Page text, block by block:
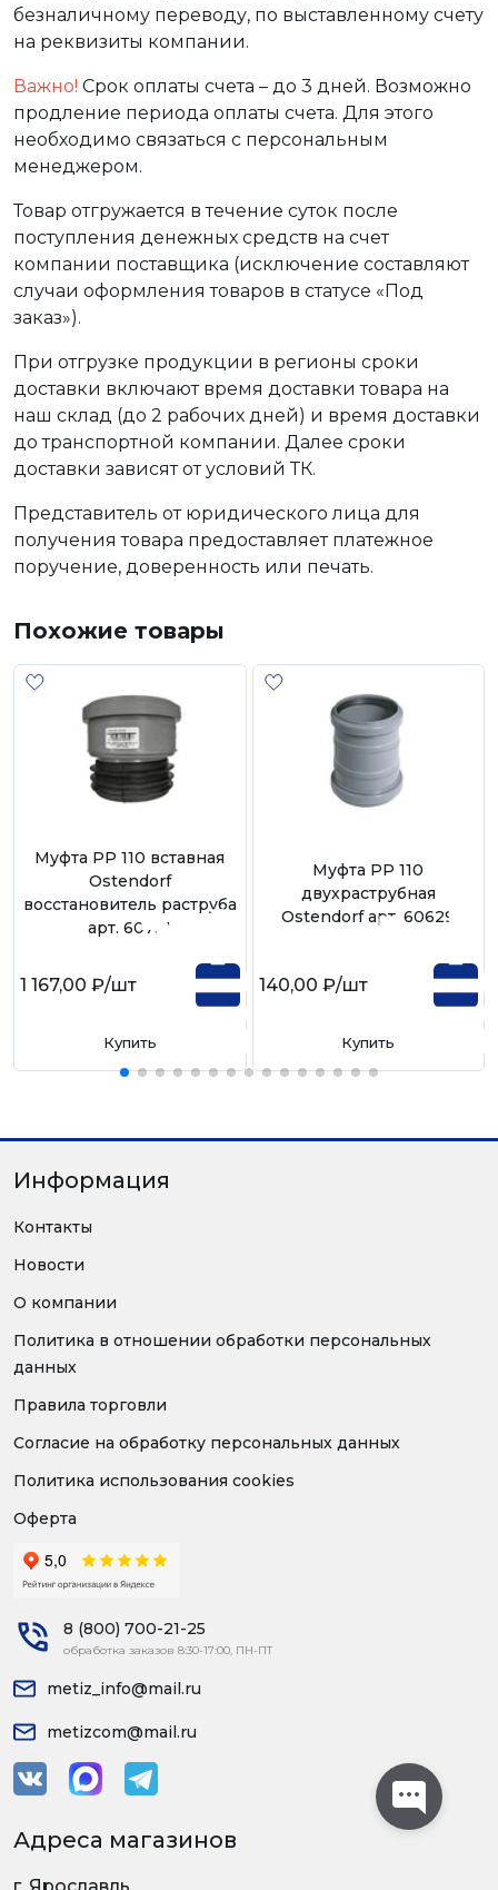
безналичному переводу, по выставленному счету
на реквизиты компании.
Важно! Срок оплаты счета – до 3 дней. Возможно
продление периода оплаты счета. Для этого
необходимо связаться с персональным
менеджером.
Товар отгружается в течение суток после
поступления денежных средств на счет
компании поставщика (исключение составляют
случаи оформления товаров в статусе «Под
заказ»).
При отгрузке продукции в регионы сроки
доставки включают время доставки товара на
наш склад (до 2 рабочих дней) и время доставки
до транспортной компании. Далее сроки
доставки зависят от условий ТК.
Представитель от юридического лица для
получения товара предоставляет платежное
поручение, доверенность или печать.
Похожие товары
Муфта РР 110 вставная
Ostendorf
восстановитель раструба
арт. 60731
1 167,00 ₽/шт
Купить
Муфта РР 110
двухраструбная
Ostendorf арт. 60629
140,00 ₽/шт
Купить
Информация
Контакты
Новости
О компании
Политика в отношении обработки персональных
данных
Правила торговли
Согласие на обработку персональных данных
Политика использования cookies
Оферта
8 (800) 700-21-25
обработка заказов 8:30-17:00, ПН-ПТ
metiz_info@mail.ru
metizcom@mail.ru
Адреса магазинов